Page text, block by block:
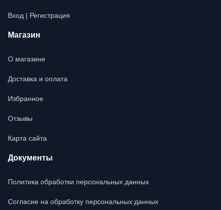
Вход | Регистрация
Магазин
О магазине
Доставка и оплата
Избранное
Отзывы
Карта сайта
Документы
Политика обработки персональных данных
Согласие на обработку персональных данных